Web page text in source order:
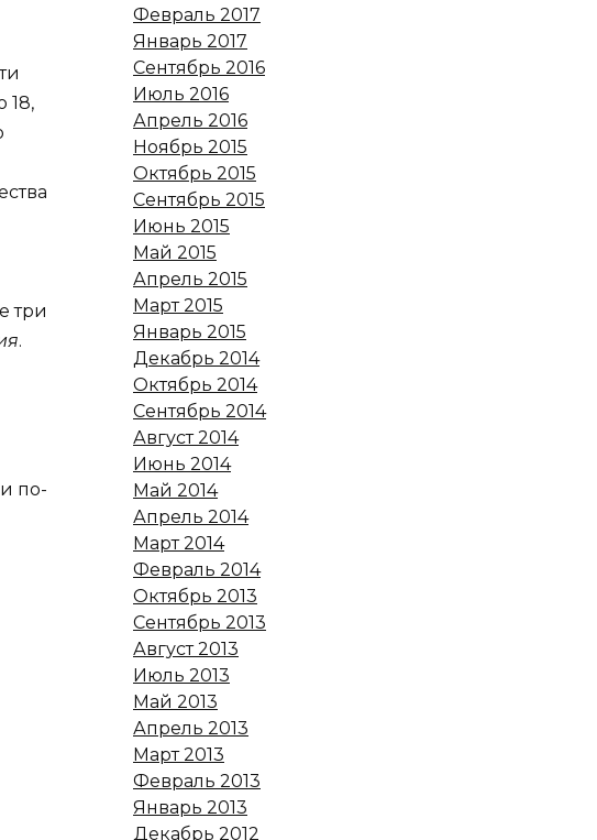
18,
три
.
по-
Февраль 2017
Январь 2017
Сентябрь 2016
Июль 2016
Апрель 2016
Ноябрь 2015
Октябрь 2015
Сентябрь 2015
Июнь 2015
Май 2015
Апрель 2015
Март 2015
Январь 2015
Декабрь 2014
Октябрь 2014
Сентябрь 2014
Август 2014
Июнь 2014
Май 2014
Апрель 2014
Март 2014
Февраль 2014
Октябрь 2013
Сентябрь 2013
Август 2013
Июль 2013
Май 2013
Апрель 2013
Март 2013
Февраль 2013
Январь 2013
Декабрь 2012